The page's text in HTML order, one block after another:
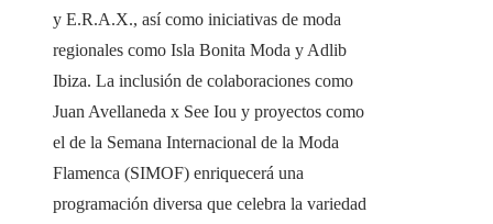
y E.R.A.X., así como iniciativas de moda
regionales como Isla Bonita Moda y Adlib
Ibiza. La inclusión de colaboraciones como
Juan Avellaneda x See Iou y proyectos como
el de la Semana Internacional de la Moda
Flamenca (SIMOF) enriquecerá una
programación diversa que celebra la variedad